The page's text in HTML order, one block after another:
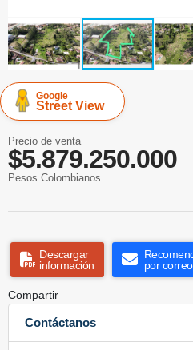
Google
Street View
Precio de venta
$5.879.250.000
Pesos Colombianos
Descargar
información
por
Compartir
Contáctanos